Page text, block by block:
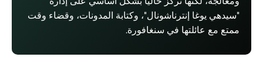
"سيدهي يوغا إنترناشونال"، وكتابة المدونات، وقضاء وقت
ممتع مع عائلتها في سنغافورة.